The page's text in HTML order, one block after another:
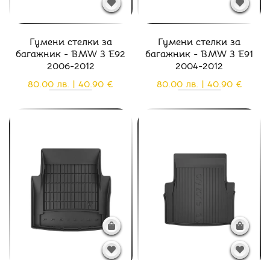
Гумени стелки за
багажник - BMW 3 E92
2006-2012
80.00 лв. | 40.90 €
Гумени стелки за
багажник - BMW 3 E91
2004-2012
80.00 лв. | 40.90 €